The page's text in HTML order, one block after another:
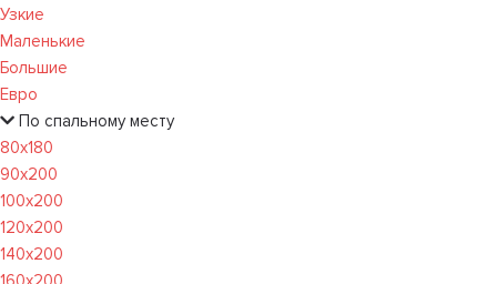
Узкие
Маленькие
Большие
Евро
По спальному месту
80х180
90х200
100х200
120x200
140х200